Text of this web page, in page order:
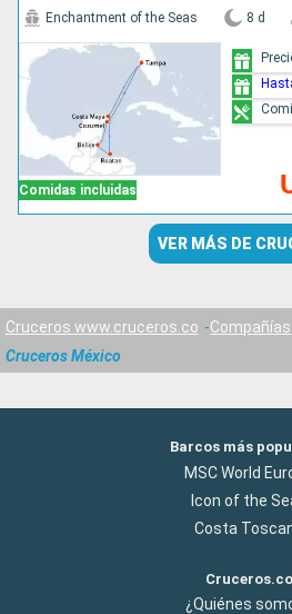
Comidas incluidas
Enchantment of the Seas 8 d
VER MÁS DE
Cruceros www.cruceros.co Compañías
Cruceros México
Barcos más
MSC World
Icon of the
Costa
Cruceros.co
¿Quiénes